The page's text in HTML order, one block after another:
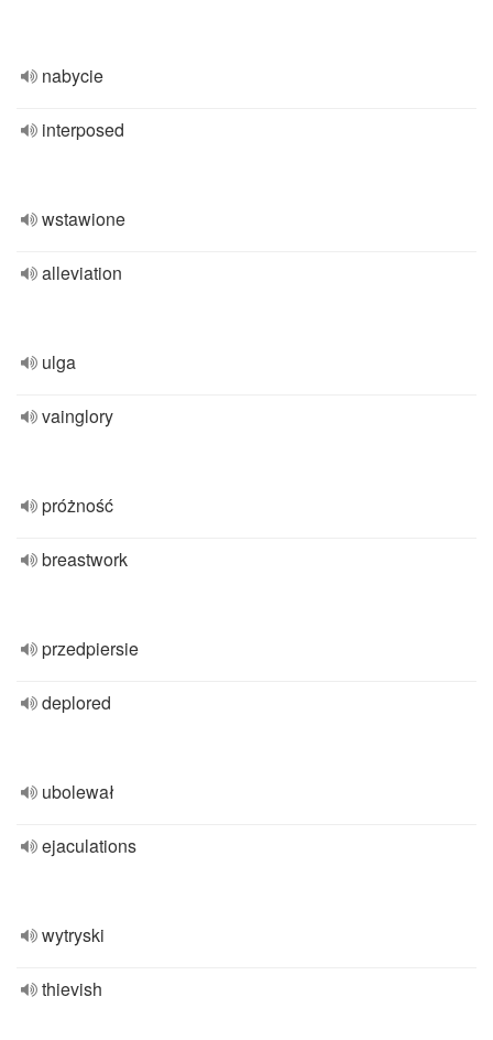
nabycie
interposed
wstawione
alleviation
ulga
vainglory
próżność
breastwork
przedpiersie
deplored
ubolewał
ejaculations
wytryski
thievish